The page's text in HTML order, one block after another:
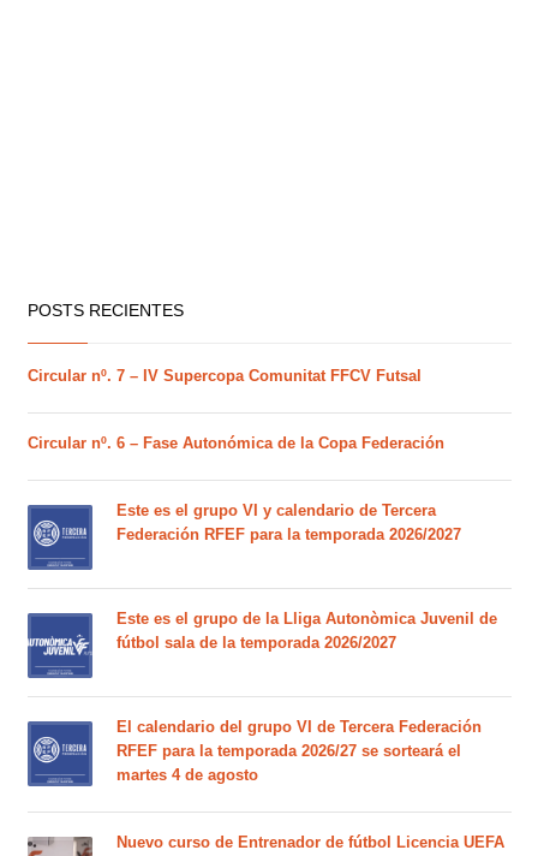
POSTS RECIENTES
Circular nº. 7 – IV Supercopa Comunitat FFCV Futsal
Circular nº. 6 – Fase Autonómica de la Copa Federación
Este es el grupo VI y calendario de Tercera
Federación RFEF para la temporada 2026/2027
Este es el grupo de la Lliga Autonòmica Juvenil de
fútbol sala de la temporada 2026/2027
El calendario del grupo VI de Tercera Federación
RFEF para la temporada 2026/27 se sorteará el
martes 4 de agosto
Nuevo curso de Entrenador de fútbol Licencia UEFA